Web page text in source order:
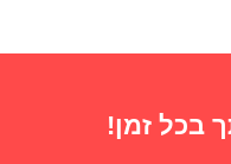
בכל זמן!